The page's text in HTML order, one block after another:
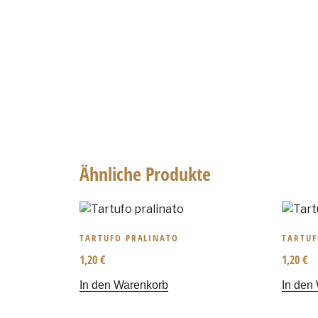
Ähnliche Produkte
TARTUFO PRALINATO
1,20€
In den Warenkorb
1,20€
In den